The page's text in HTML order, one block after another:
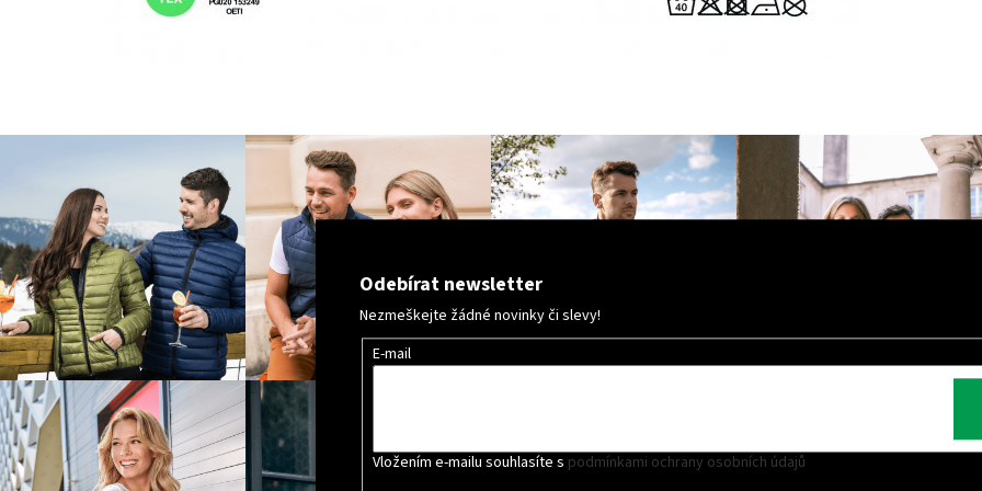
Odebírat newsletter
Nezmeškejte žádné novinky či slevy!
E-mail
Vložením e-mailu souhlasíte s podmínkami ochrany osobních údajů